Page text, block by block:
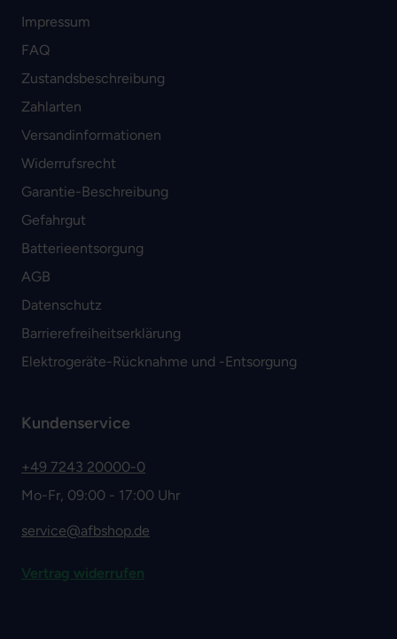
Impressum
FAQ
Zustandsbeschreibung
Zahlarten
Versandinformationen
Widerrufsrecht
Garantie-Beschreibung
Gefahrgut
Batterieentsorgung
AGB
Datenschutz
Barrierefreiheitserklärung
Elektrogeräte-Rücknahme und -Entsorgung
Kundenservice
+49 7243 20000-0
Mo-Fr, 09:00 - 17:00 Uhr
service@afbshop.de
Vertrag widerrufen